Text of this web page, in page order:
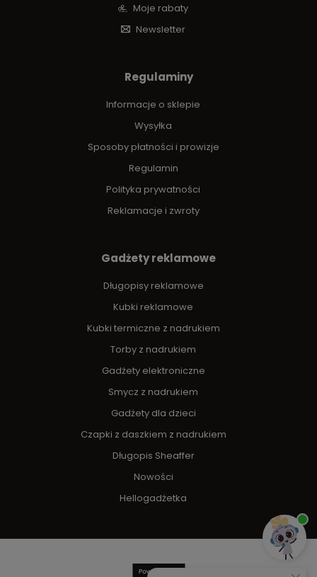
Moje rabaty
Newsletter
Regulaminy
Informacje o sklepie
Wysyłka
Sposoby płatności i prowizje
Regulamin
Polityka prywatności
Reklamacje i zwroty
Gadżety reklamowe
Długopisy reklamowe
Kubki reklamowe
Kubki termiczne z nadrukiem
Torby z nadrukiem
Gadżety elektroniczne
Smycz z nadrukiem
Gadżety dla dzieci
Czapki z daszkiem z nadrukiem
Długopis Sheaffer
Nowości
Hellogadżetka